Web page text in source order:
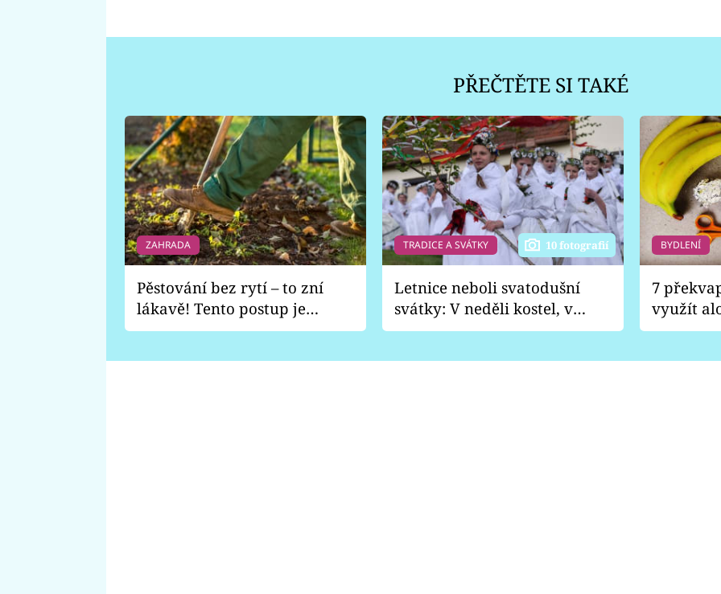
PŘEČTĚTE SI TAKÉ
ZAHRADA
Pěstování bez rytí – to zní
lákavě! Tento postup je
vhodný jen pro některé
TRADICE A SVÁTKY 10 fotografií
Letnice neboli svatodušní
svátky: V neděli kostel, v
pondělí zábava
BYDLENÍ
7
využít